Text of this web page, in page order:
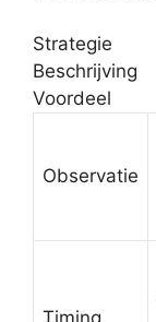
Strategie
Beschrijving
Voordeel
Observatie